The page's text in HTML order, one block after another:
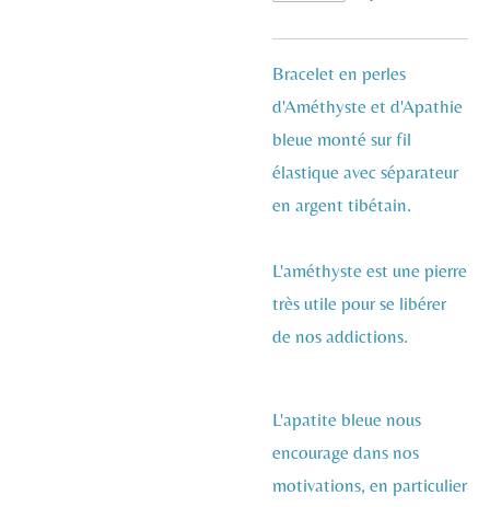
Bracelet en perles
d'Améthyste et d'Apathie
bleue monté sur fil
élastique avec séparateur
en argent tibétain.
L'améthyste est une pierre
très utile pour se libérer
de nos addictions.
L'apatite bleue nous
encourage dans nos
motivations, en particulier